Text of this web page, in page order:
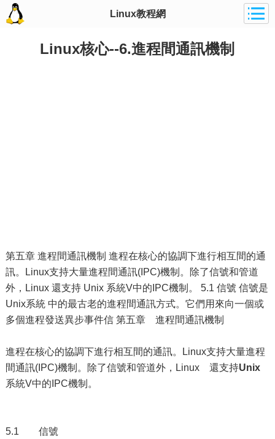
Linux教程網
Linux核心--6.進程間通訊機制
第五章 進程間通訊機制 進程在核心的協調下進行相互間的通
訊。Linux支持大量進程間通訊(IPC)機制。除了信號和管道
外，Linux 還支持 Unix 系統V中的IPC機制。 5.1 信號 信號是
Unix系統 中的最古老的進程間通訊方式。它們用來向一個或
多個進程發送異步事件信 第五章 進程間通訊機制
進程在核心的協調下進行相互間的通訊。Linux支持大量進程
間通訊(IPC)機制。除了信號和管道外，Linux 還支持Unix
系統V中的IPC機制。
5.1 信號